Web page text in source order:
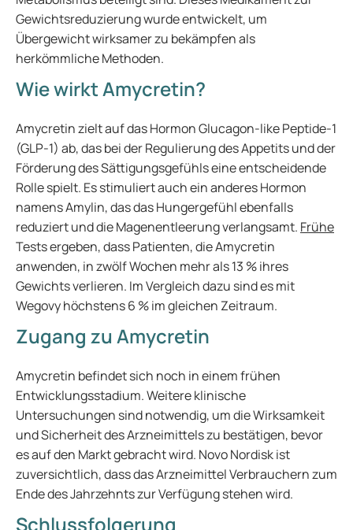
Gewichtsreduzierung wurde entwickelt, um
Übergewicht wirksamer zu bekämpfen als
herkömmliche Methoden.
Wie wirkt Amycretin?
Amycretin zielt auf das Hormon Glucagon-like Peptide-1
(GLP-1) ab, das bei der Regulierung des Appetits und der
Förderung des Sättigungsgefühls eine entscheidende
Rolle spielt. Es stimuliert auch ein anderes Hormon
namens Amylin, das das Hungergefühl ebenfalls
reduziert und die Magenentleerung verlangsamt. Frühe
Tests ergeben, dass Patienten, die Amycretin
anwenden, in zwölf Wochen mehr als 13 % ihres
Gewichts verlieren. Im Vergleich dazu sind es mit
Wegovy höchstens 6 % im gleichen Zeitraum.
Zugang zu Amycretin
Amycretin befindet sich noch in einem frühen
Entwicklungsstadium. Weitere klinische
Untersuchungen sind notwendig, um die Wirksamkeit
und Sicherheit des Arzneimittels zu bestätigen, bevor
es auf den Markt gebracht wird. Novo Nordisk ist
zuversichtlich, dass das Arzneimittel Verbrauchern zum
Ende des Jahrzehnts zur Verfügung stehen wird.
Schlussfolgerung